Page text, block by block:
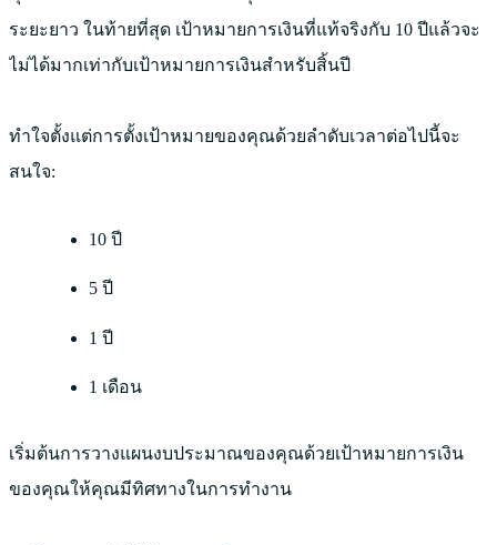
ระยะยาว ในท้ายที่สุด เป้าหมายการเงินที่แท้จริงกับ 10 ปีแล้วจะ
ไม่ได้มากเท่ากับเป้าหมายการเงินสำหรับสิ้นปี
ทำใจตั้งแต่การตั้งเป้าหมายของคุณด้วยลำดับเวลาต่อไปนี้จะ
สนใจ:
10 ปี
5 ปี
1 ปี
1 เดือน
เริ่มต้นการวางแผนงบประมาณของคุณด้วยเป้าหมายการเงิน
ของคุณให้คุณมีทิศทางในการทำงาน